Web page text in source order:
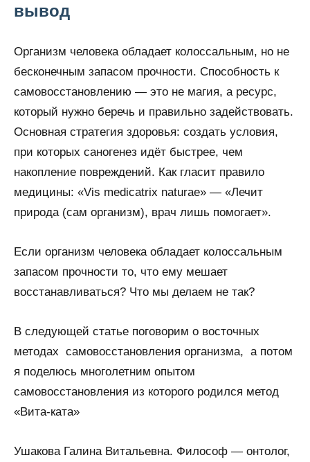
вывод
Организм человека обладает колоссальным, но не
бесконечным запасом прочности. Способность к
самовосстановлению — это не магия, а ресурс,
который нужно беречь и правильно задействовать.
Основная стратегия здоровья: создать условия,
при которых саногенез идёт быстрее, чем
накопление повреждений. Как гласит правило
медицины: «Vis medicatrix naturae» — «Лечит
природа (сам организм), врач лишь помогает».
Если организм человека обладает колоссальным
запасом прочности то, что ему мешает
восстанавливаться? Что мы делаем не так?
В следующей статье поговорим о восточных
методах самовосстановления организма, а потом
я поделюсь многолетним опытом
самовосстановления из которого родился метод
«Вита-ката»
Ушакова Галина Витальевна. Философ — онтолог,